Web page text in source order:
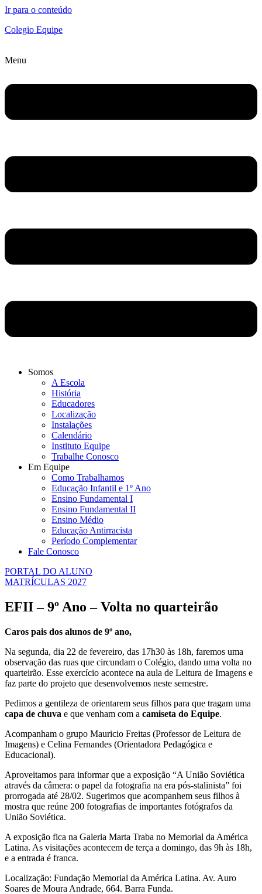
Ir para o conteúdo
Colegio Equipe
Menu
Somos
A Escola
História
Educadores
Localização
Instalações
Calendário
Instituto Equipe
Trabalhe Conosco
Em Equipe
Como Trabalhamos
Educação Infantil e 1º Ano
Ensino Fundamental I
Ensino Fundamental II
Ensino Médio
Educação Antirracista
Período Complementar
Fale Conosco
PORTAL DO ALUNO
MATRÍCULAS 2027
EFII – 9º Ano – Volta no quarteirão
Caros pais dos alunos de 9º ano,
Na segunda, dia 22 de fevereiro, das 17h30 às 18h, faremos uma
observação das ruas que circundam o Colégio, dando uma volta no
quarteirão. Esse exercício acontece na aula de Leitura de Imagens e
faz parte do projeto que desenvolvemos neste semestre.
Pedimos a gentileza de orientarem seus filhos para que tragam uma
capa de chuva e que venham com a camiseta do Equipe.
Acompanham o grupo Mauricio Freitas (Professor de Leitura de
Imagens) e Celina Fernandes (Orientadora Pedagógica e
Educacional).
Aproveitamos para informar que a exposição “A União Soviética
através da câmera: o papel da fotografia na era pós-stalinista” foi
prorrogada até 28/02. Sugerimos que acompanhem seus filhos à
mostra que reúne 200 fotografias de importantes fotógrafos da
União Soviética.
A exposição fica na Galeria Marta Traba no Memorial da América
Latina. As visitações acontecem de terça a domingo, das 9h às 18h,
e a entrada é franca.
Localização: Fundação Memorial da América Latina. Av. Auro
Soares de Moura Andrade, 664. Barra Funda.